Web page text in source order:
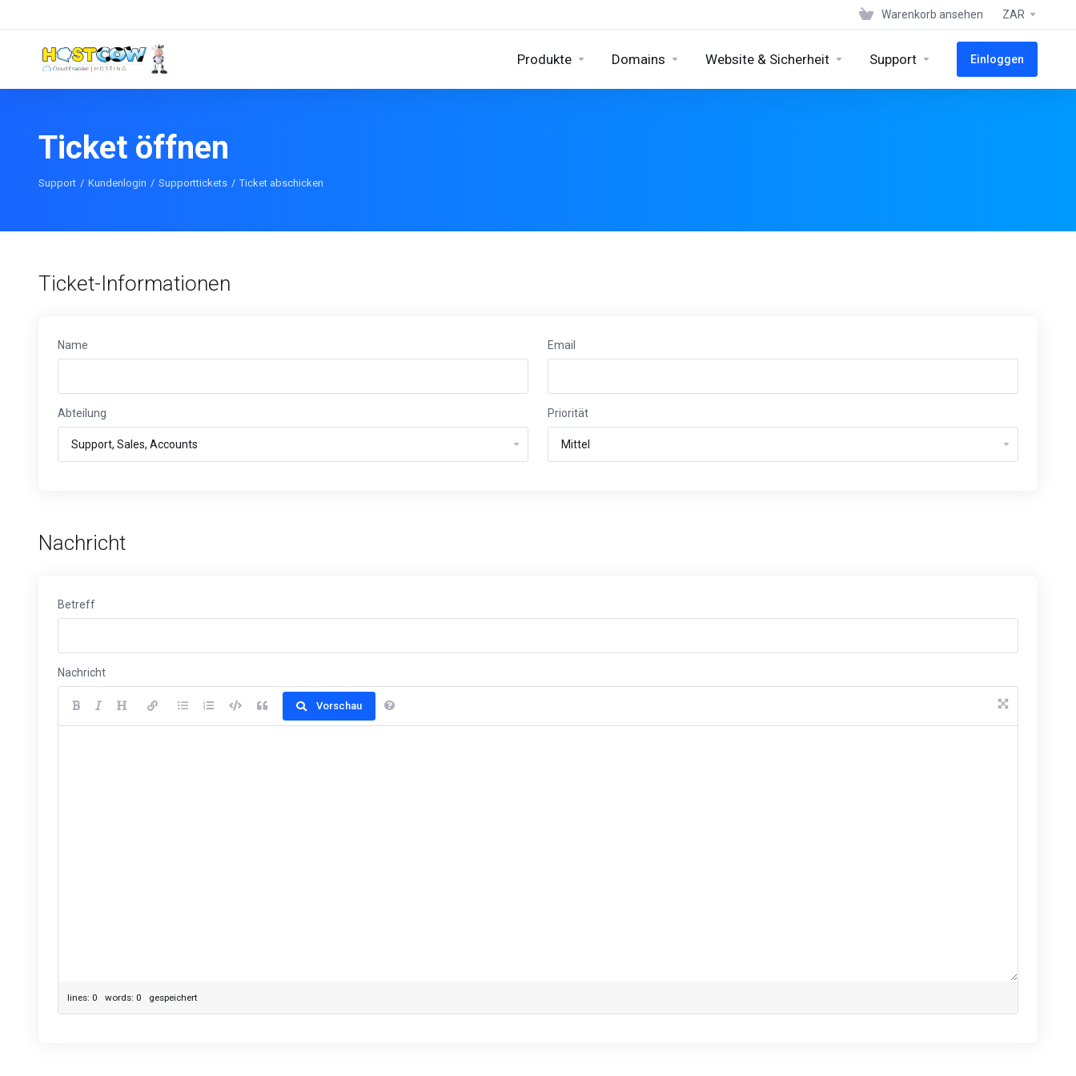
Warenkorb ansehen ZAR
Produkte Domains Website & Sicherheit Support Einloggen
Ticket öffnen
Support Kundenlogin Supporttickets Ticket abschicken
Ticket-Informationen
Name Email
Abteilung Priorität
Nachricht
Betreff
Nachricht
Vorschau
lines: 0 words: 0 gespeichert